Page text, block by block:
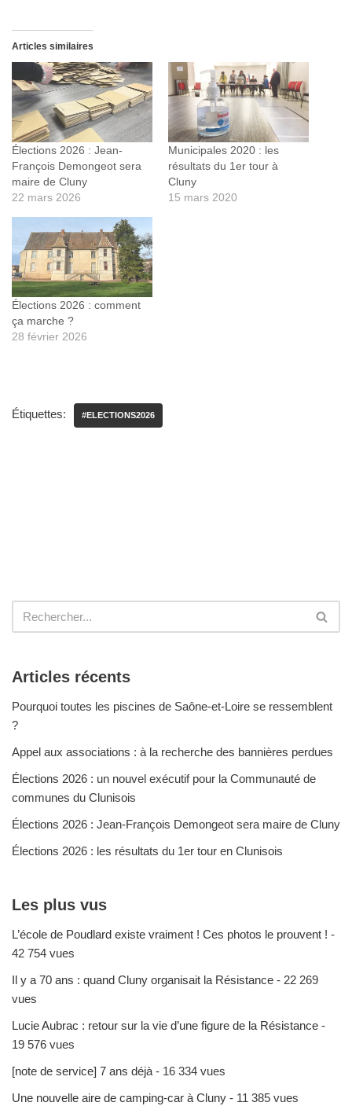
Articles similaires
Élections 2026 : Jean-
François Demongeot sera
maire de Cluny
22 mars 2026
Municipales 2020 : les
résultats du 1er tour à
Cluny
15 mars 2020
Élections 2026 : comment
ça marche ?
28 février 2026
Étiquettes: #ELECTIONS2026
Articles récents
Pourquoi toutes les piscines de Saône-et-Loire se ressemblent
?
Appel aux associations : à la recherche des bannières perdues
Élections 2026 : un nouvel exécutif pour la Communauté de
communes du Clunisois
Élections 2026 : Jean-François Demongeot sera maire de Cluny
Élections 2026 : les résultats du 1er tour en Clunisois
Les plus vus
L’école de Poudlard existe vraiment ! Ces photos le prouvent ! -
42 754 vues
Il y a 70 ans : quand Cluny organisait la Résistance - 22 269
vues
Lucie Aubrac : retour sur la vie d’une figure de la Résistance -
19 576 vues
[note de service] 7 ans déjà - 16 334 vues
Une nouvelle aire de camping-car à Cluny - 11 385 vues